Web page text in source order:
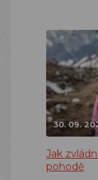
30. 09.
Jak
pohodě